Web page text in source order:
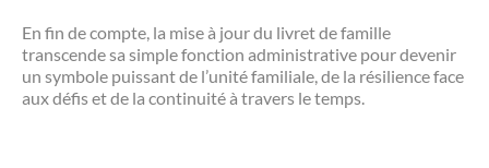
En fin de compte, la mise à jour du livret de famille
transcende sa simple fonction administrative pour devenir
un symbole puissant de l’unité familiale, de la résilience face
aux défis et de la continuité à travers le temps.